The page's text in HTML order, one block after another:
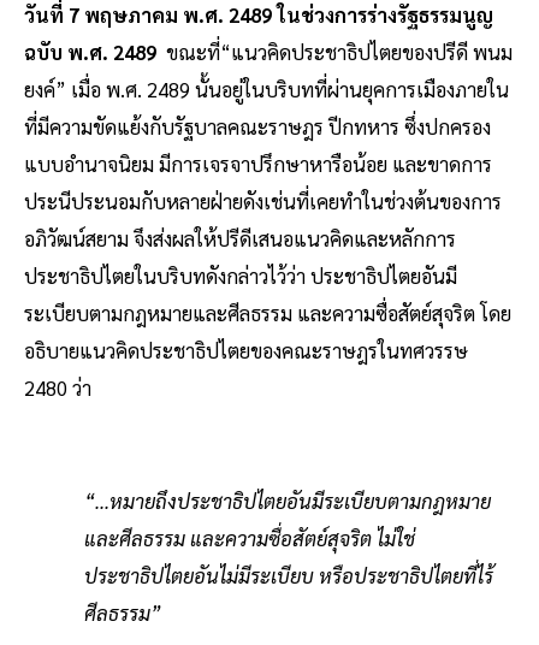
วันที่ 7 พฤษภาคม พ.ศ. 2489 ในช่วงการร่างรัฐธรรมนูญ
ฉบับ พ.ศ. 2489 ขณะที่“แนวคิดประชาธิปไตยของปรีดี พนม
ยงค์” เมื่อ พ.ศ. 2489 นั้นอยู่ในบริบทที่ผ่านยุคการเมืองภายใน
ที่มีความขัดแย้งกับรัฐบาลคณะราษฎร ปีกทหาร ซึ่งปกครอง
แบบอำนาจนิยม มีการเจรจาปรึกษาหารือน้อย และขาดการ
ประนีประนอมกับหลายฝ่ายดังเช่นที่เคยทำในช่วงต้นของการ
อภิวัฒน์สยาม จึงส่งผลให้ปรีดีเสนอแนวคิดและหลักการ
ประชาธิปไตยในบริบทดังกล่าวไว้ว่า ประชาธิปไตยอันมี
ระเบียบตามกฎหมายและศีลธรรม และความซื่อสัตย์สุจริต โดย
อธิบายแนวคิดประชาธิปไตยของคณะราษฎรในทศวรรษ
2480 ว่า
“...หมายถึงประชาธิปไตยอันมีระเบียบตามกฎหมาย
และศีลธรรม และความซื่อสัตย์สุจริต ไม่ใช่
ประชาธิปไตยอันไม่มีระเบียบ หรือประชาธิปไตยที่ไร้
ศีลธรรม”